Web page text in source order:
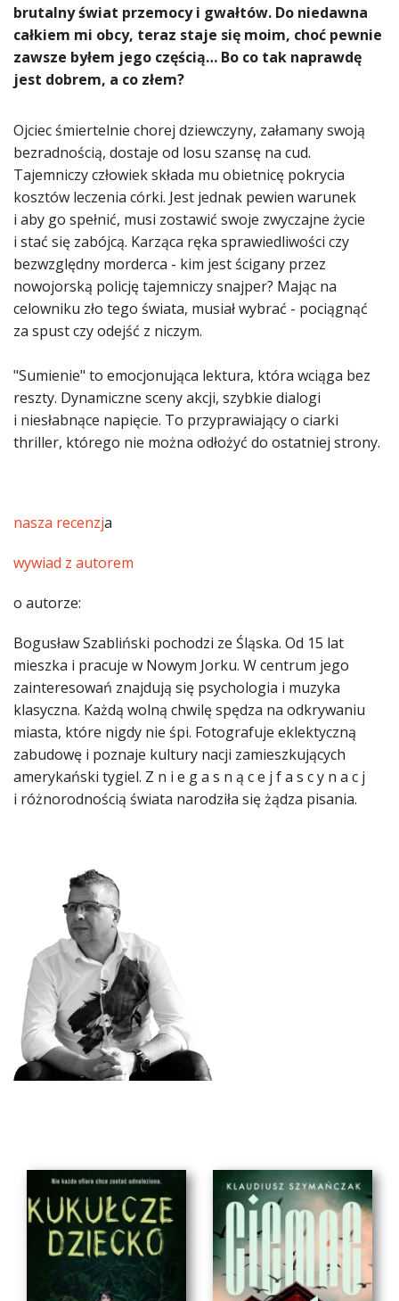
brutalny świat przemocy i gwałtów. Do niedawna
całkiem mi obcy, teraz staje się moim, choć pewnie
zawsze byłem jego częścią… Bo co tak naprawdę
jest dobrem, a co złem?
Ojciec śmiertelnie chorej dziewczyny, załamany swoją
bezradnością, dostaje od losu szansę na cud.
Tajemniczy człowiek składa mu obietnicę pokrycia
kosztów leczenia córki. Jest jednak pewien warunek
i aby go spełnić, musi zostawić swoje zwyczajne życie
i stać się zabójcą. Karząca ręka sprawiedliwości czy
bezwzględny morderca - kim jest ścigany przez
nowojorską policję tajemniczy snajper? Mając na
celowniku zło tego świata, musiał wybrać - pociągnąć
za spust czy odejść z niczym.
"Sumienie" to emocjonująca lektura, która wciąga bez
reszty. Dynamiczne sceny akcji, szybkie dialogi
i niesłabnące napięcie. To przyprawiający o ciarki
thriller, którego nie można odłożyć do ostatniej strony.
nasza recenzja
wywiad z autorem
o autorze:
Bogusław Szabliński pochodzi ze Śląska. Od 15 lat
mieszka i pracuje w Nowym Jorku. W centrum jego
zainteresowań znajdują się psychologia i muzyka
klasyczna. Każdą wolną chwilę spędza na odkrywaniu
miasta, które nigdy nie śpi. Fotografuje eklektyczną
zabudowę i poznaje kultury nacji zamieszkujących
amerykański tygiel. Z n i e g a s n ą c e j f a s c y n a c j
i różnorodnością świata narodziła się żądza pisania.